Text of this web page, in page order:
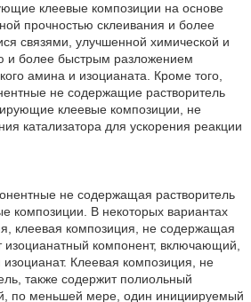
клеевые композиции на основе
прочностью склеивания и более
связями, улучшенной химической и
и более быстрым разложением
амина и изоцианата. Кроме того,
не содержащие растворитель
клеевые композиции, не
катализатора для ускорения реакции
не содержащая растворитель
композиции. В некоторых вариантах
клеевая композиция, не содержащая
изоцианатный компонент, включающий,
Клеевая композиция, не
также содержит полиольный
по меньшей мере, один инициируемый